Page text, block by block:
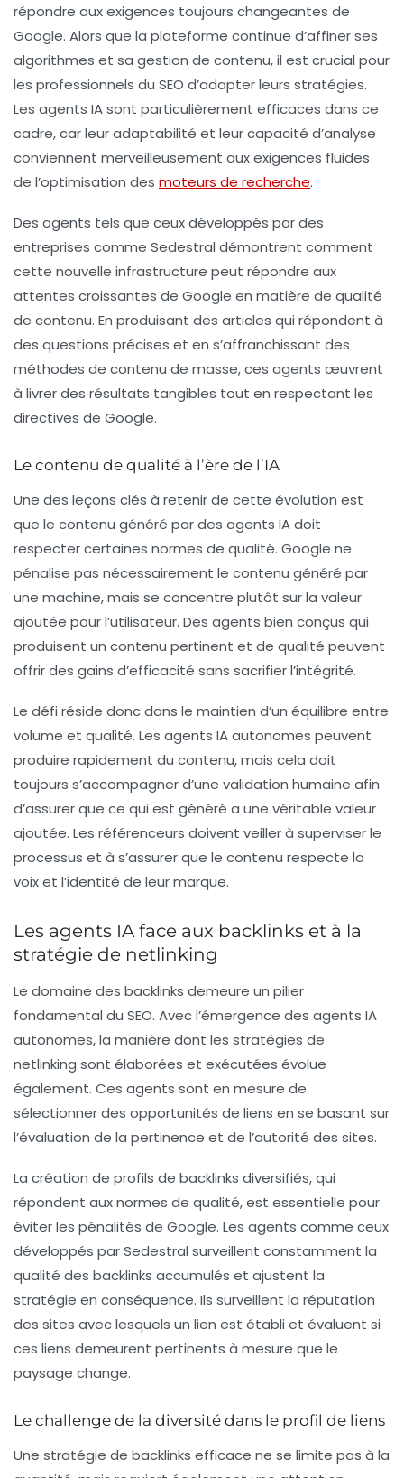
répondre aux exigences toujours changeantes de
Google. Alors que la plateforme continue d’affiner ses
algorithmes et sa gestion de contenu, il est crucial pour
les professionnels du SEO d’adapter leurs stratégies.
Les agents IA sont particulièrement efficaces dans ce
cadre, car leur adaptabilité et leur capacité d’analyse
conviennent merveilleusement aux exigences fluides
de l’optimisation des moteurs de recherche.
Des agents tels que ceux développés par des
entreprises comme Sedestral démontrent comment
cette nouvelle infrastructure peut répondre aux
attentes croissantes de Google en matière de qualité
de contenu. En produisant des articles qui répondent à
des questions précises et en s’affranchissant des
méthodes de contenu de masse, ces agents œuvrent
à livrer des résultats tangibles tout en respectant les
directives de Google.
Le contenu de qualité à l’ère de l’IA
Une des leçons clés à retenir de cette évolution est
que le contenu généré par des agents IA doit
respecter certaines normes de qualité. Google ne
pénalise pas nécessairement le contenu généré par
une machine, mais se concentre plutôt sur la valeur
ajoutée pour l’utilisateur. Des agents bien conçus qui
produisent un contenu pertinent et de qualité peuvent
offrir des gains d’efficacité sans sacrifier l’intégrité.
Le défi réside donc dans le maintien d’un équilibre entre
volume et qualité. Les agents IA autonomes peuvent
produire rapidement du contenu, mais cela doit
toujours s’accompagner d’une validation humaine afin
d’assurer que ce qui est généré a une véritable valeur
ajoutée. Les référenceurs doivent veiller à superviser le
processus et à s’assurer que le contenu respecte la
voix et l’identité de leur marque.
Les agents IA face aux backlinks et à la
stratégie de netlinking
Le domaine des backlinks demeure un pilier
fondamental du SEO. Avec l’émergence des agents IA
autonomes, la manière dont les stratégies de
netlinking sont élaborées et exécutées évolue
également. Ces agents sont en mesure de
sélectionner des opportunités de liens en se basant sur
l’évaluation de la pertinence et de l’autorité des sites.
La création de profils de backlinks diversifiés, qui
répondent aux normes de qualité, est essentielle pour
éviter les pénalités de Google. Les agents comme ceux
développés par Sedestral surveillent constamment la
qualité des backlinks accumulés et ajustent la
stratégie en conséquence. Ils surveillent la réputation
des sites avec lesquels un lien est établi et évaluent si
ces liens demeurent pertinents à mesure que le
paysage change.
Le challenge de la diversité dans le profil de liens
Une stratégie de backlinks efficace ne se limite pas à la